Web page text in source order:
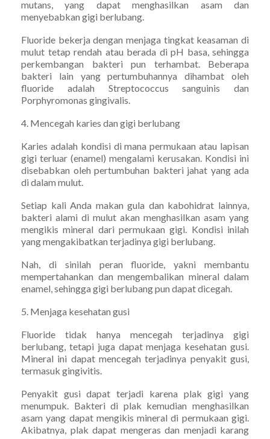
mutans, yang dapat menghasilkan asam dan
menyebabkan gigi berlubang.
Fluoride bekerja dengan menjaga tingkat keasaman di
mulut tetap rendah atau berada di pH basa, sehingga
perkembangan bakteri pun terhambat. Beberapa
bakteri lain yang pertumbuhannya dihambat oleh
fluoride adalah Streptococcus sanguinis dan
Porphyromonas gingivalis.
4. Mencegah karies dan gigi berlubang
Karies adalah kondisi di mana permukaan atau lapisan
gigi terluar (enamel) mengalami kerusakan. Kondisi ini
disebabkan oleh pertumbuhan bakteri jahat yang ada
di dalam mulut.
Setiap kali Anda makan gula dan kabohidrat lainnya,
bakteri alami di mulut akan menghasilkan asam yang
mengikis mineral dari permukaan gigi. Kondisi inilah
yang mengakibatkan terjadinya gigi berlubang.
Nah, di sinilah peran fluoride, yakni membantu
mempertahankan dan mengembalikan mineral dalam
enamel, sehingga gigi berlubang pun dapat dicegah.
5. Menjaga kesehatan gusi
Fluoride tidak hanya mencegah terjadinya gigi
berlubang, tetapi juga dapat menjaga kesehatan gusi.
Mineral ini dapat mencegah terjadinya penyakit gusi,
termasuk gingivitis.
Penyakit gusi dapat terjadi karena plak gigi yang
menumpuk. Bakteri di plak kemudian menghasilkan
asam yang dapat mengikis mineral di permukaan gigi.
Akibatnya, plak dapat mengeras dan menjadi karang